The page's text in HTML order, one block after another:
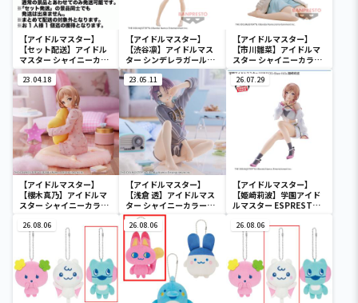
【アイドルマスター】
【セット配送】アイドル
マスター シャイニーカラ
ーズ ESPRESTO est-
Windy and Motions-芹
沢あさひ
【アイドルマスター】
【渋谷凛】アイドルマス
ター シンデレラガールズ
-Celestial vivi-渋谷凛
【アイドルマスター】
【市川雛菜】アイドルマ
スター シャイニーカラー
ズ -Relax time-市川雛菜
23.04.18
【アイドルマスター】
【櫻木真乃】アイドルマ
スター シャイニーカラー
23.05.11
【アイドルマスター】
【浅倉 透】アイドルマス
ター シャイニーカラーズ
-Relax time-浅倉 透
26.07.29
【アイドルマスター】
【姫崎莉波】学園アイド
ルマスター ESPRESTO-
26.08.06 26.08.06 26.08.06